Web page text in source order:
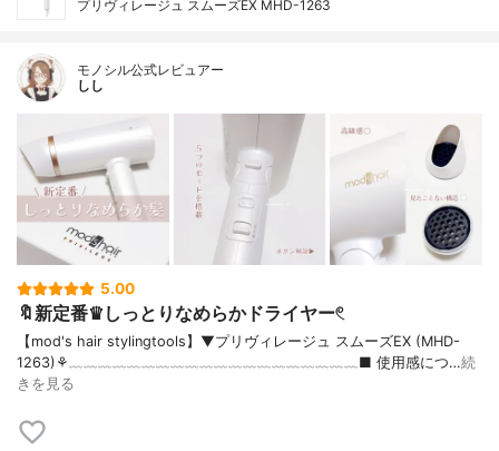
プリヴィレージュ スムーズEX MHD-1263
モノシル公式レビュアー
しし
5.00
🔖新定番♛︎しっとりなめらかドライヤー𓏲
【mod's hair stylingtools】▼プリヴィレージュ スムーズEX (MHD-
1263)⚘﹏﹏﹏﹏﹏﹏﹏﹏﹏﹏﹏﹏﹏﹏﹏﹏﹏﹏﹏﹏■ 使用感につ…続
きを見る